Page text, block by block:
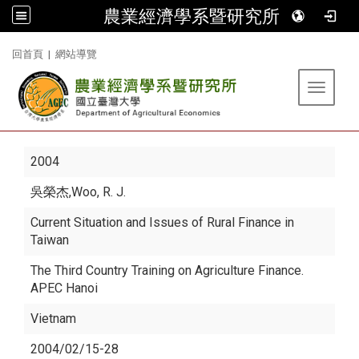
農業經濟學系暨研究所
回首頁 | 網站導覽
Toggle
2004
吳榮杰,Woo, R. J.
Current Situation and Issues of Rural Finance in
Taiwan
The Third Country Training on Agriculture Finance.
APEC Hanoi
Vietnam
2004/02/15-28